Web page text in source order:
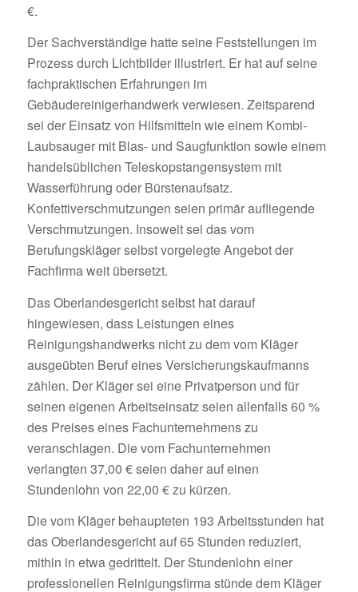
€.
Der Sachverständige hatte seine Feststellungen im
Prozess durch Lichtbilder illustriert. Er hat auf seine
fachpraktischen Erfahrungen im
Gebäudereinigerhandwerk verwiesen. Zeitsparend
sei der Einsatz von Hilfsmitteln wie einem Kombi-
Laubsauger mit Blas- und Saugfunktion sowie einem
handelsüblichen Teleskopstangensystem mit
Wasserführung oder Bürstenaufsatz.
Konfettiverschmutzungen seien primär aufliegende
Verschmutzungen. Insoweit sei das vom
Berufungskläger selbst vorgelegte Angebot der
Fachfirma weit übersetzt.
Das Oberlandesgericht selbst hat darauf
hingewiesen, dass Leistungen eines
Reinigungshandwerks nicht zu dem vom Kläger
ausgeübten Beruf eines Versicherungskaufmanns
zählen. Der Kläger sei eine Privatperson und für
seinen eigenen Arbeitseinsatz seien allenfalls 60 %
des Preises eines Fachunternehmens zu
veranschlagen. Die vom Fachunternehmen
verlangten 37,00 € seien daher auf einen
Stundenlohn von 22,00 € zu kürzen.
Die vom Kläger behaupteten 193 Arbeitsstunden hat
das Oberlandesgericht auf 65 Stunden reduziert,
mithin in etwa gedrittelt. Der Stundenlohn einer
professionellen Reinigungsfirma stünde dem Kläger